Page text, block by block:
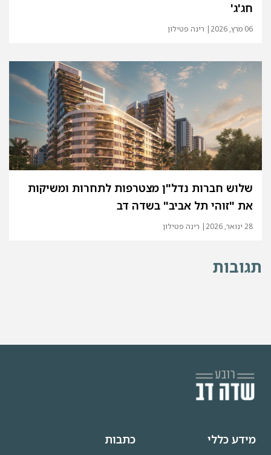
חג'ג'
| רינה פטילון
שלוש חברות נדל"ן מצטרפות לתחרות ומשיקות
את "זוהי תל אביב" בשדה דב
| רינה פטילון
מידע כללי כתבות